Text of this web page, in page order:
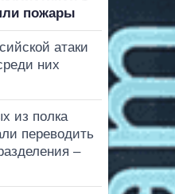
пожары
атаки
них
из полка
переводить
–